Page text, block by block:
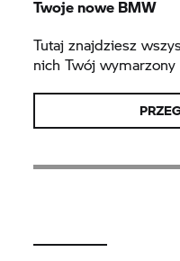
Twoje nowe BMW
Tutaj znajdziesz
nich Twój